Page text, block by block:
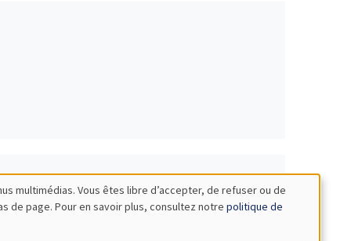
multimédias. Vous êtes libre d’accepter, de refuser ou de
de page. Pour en savoir plus, consultez notre politique de